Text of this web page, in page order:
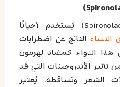
النساء الناتج عن اضطرابات
هذا الدواء كمضاد لهرمون
تأثير الأندروجينات التي قد
الشعر وتساقطه. يُعتبر